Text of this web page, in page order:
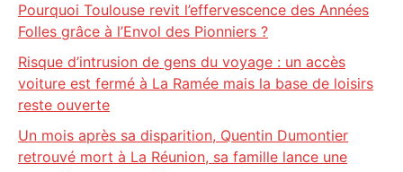
Pourquoi Toulouse revit l’effervescence des Années
Folles grâce à l’Envol des Pionniers ?
Risque d’intrusion de gens du voyage : un accès
voiture est fermé à La Ramée mais la base de loisirs
reste ouverte
Un mois après sa disparition, Quentin Dumontier
retrouvé mort à La Réunion, sa famille lance une